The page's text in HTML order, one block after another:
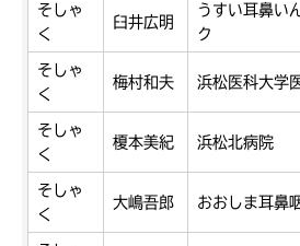
そしゃ
く
臼井広明
うすい耳鼻い
ク
そしゃ
く
梅村和夫 浜松医科大学
そしゃ
く
榎本美紀 浜松北病院
そしゃ
く
大嶋吾郎 おおしま耳鼻